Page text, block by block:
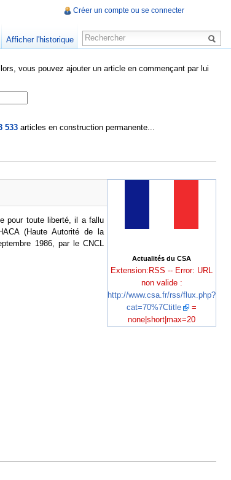
vous pouvez ajouter un article en commençant par lui
533articles en construction permanente...
Actualités du CSA
Extension:RSS -- Error: URL
non valide :
http://www.csa.fr/rss/flux.php?
cat=70%7Ctitle
=
none|short|max=20
pour toute liberté, il a fallu
(Haute Autorité de la
1986, par le CNCL
Créer un compte ou se connecter
Afficher l'historique